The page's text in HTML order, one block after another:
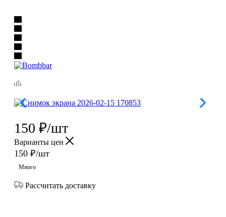
150 ₽/шт
Варианты цен
150 ₽/шт
Много
Рассчитать доставку